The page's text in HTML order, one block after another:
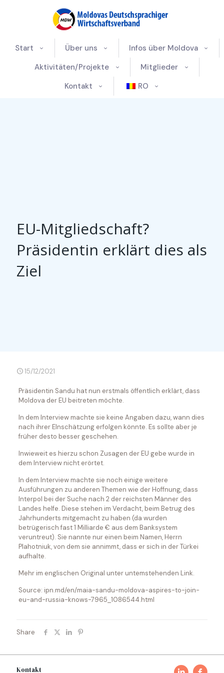
Start Über uns
Infos über Moldova
Aktivitäten/Projekte
Mitglieder
Kontakt
RO
EU-Mitgliedschaft?
Präsidentin erklärt dies als
Ziel
15/12/2021
Präsidentin Sandu hat nun erstmals öffentlich erklärt, dass
Moldova der EU beitreten möchte.
In dem Interview machte sie keine Angaben dazu, wann dies
nach ihrer EInschätzung erfolgen könnte. Es sollte aber je
früher desto besser geschehen.
Inwieweit es hierzu schon Zusagen der EU gebe wurde in
dem Interview nicht erörtet.
In dem Interview machte sie noch einige weitere
Ausführungen zu anderen Themen wie der Hoffnung, dass
Interpol bei der Suche nach 2 der reichsten Männer des
Landes helfe. Diese stehen im Verdacht, beim Betrug des
Jahrhunderts mitgemacht zu haben (da wurden
betrügerisch fast 1 Milliarde € aus dem Banksystem
veruntreut). Sie nannte nur einen beim Namen, Herrn
Plahotniuk, von dem sie annimmt, dass er sich in der Türkei
aufhalte.
Mehr im englischen Original unter untemstehenden Link.
Source: ipn.md/en/maia-sandu-moldova-aspires-to-join-
eu-and-russia-knows-7965_1086544.html
Share
Kontakt